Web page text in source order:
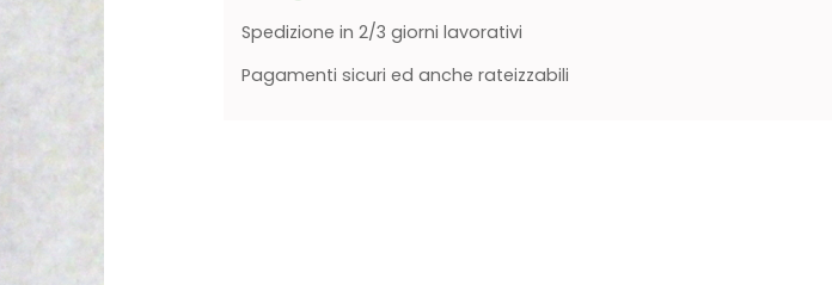
Spedizione in 2/3 giorni lavorativi
Pagamenti sicuri ed anche rateizzabili